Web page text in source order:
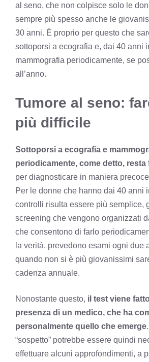
al seno, che non colpisce solo le
sempre più spesso anche le
30 anni. È proprio per questo che
sottoporsi a ecografia e, dai 40 anni
mammografia periodicamente, se
all’anno.
Tumore al seno:
più difficile
Sottoporsi a ecografia e
periodicamente, come detto, resta
per diagnosticare in maniera
Per le donne che hanno dai 40 anni
controlli risulta essere più semplice,
screening che vengono organizzati
che consentono di farlo
la verità, prevedono esami ogni due
quando non si è più giovanissimi
cadenza annuale.
Nonostante questo, il test viene
presenza di un medico, che ha
personalmente quello che emerge
“sospetto” potrebbe essere quindi
effettuare alcuni approfondimenti, a